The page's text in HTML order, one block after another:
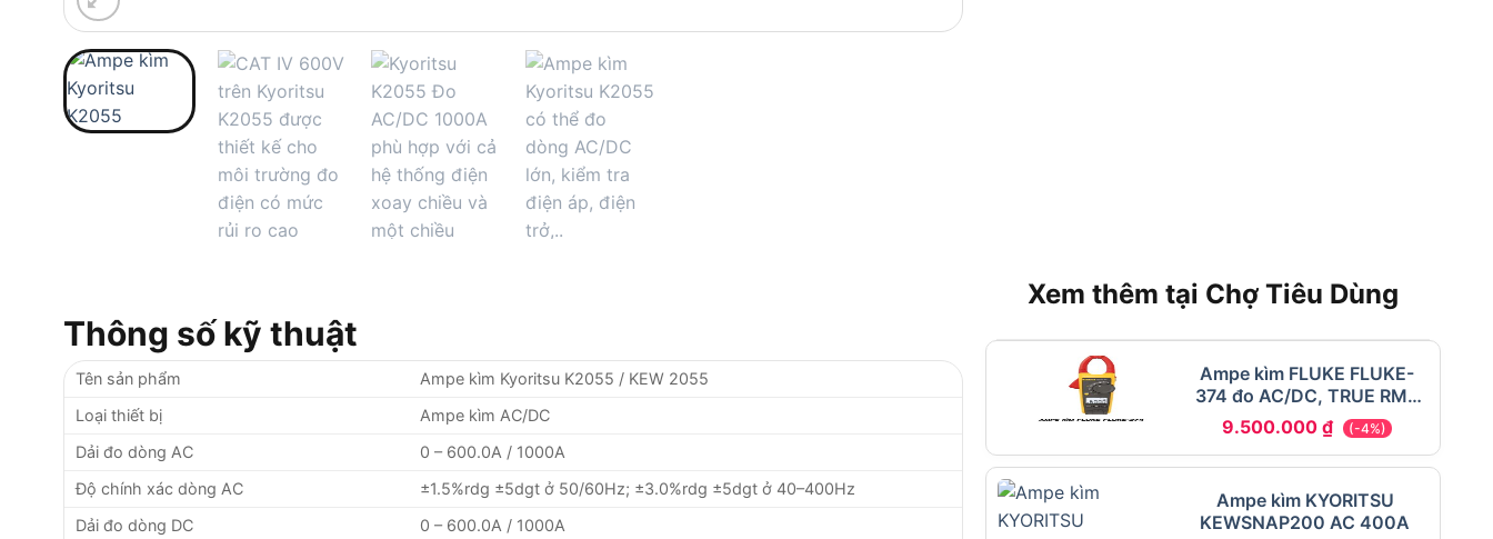
Thông số kỹ thuật
Tên sản phẩm
Ampe kìm Kyoritsu K2055 / KEW 2055
Loại thiết bị
Ampe kìm AC/DC
Dải đo dòng AC
0 – 600.0A / 1000A
Độ chính xác dòng AC
±1.5%rdg ±5dgt ở 50/60Hz; ±3.0%rdg ±5dgt ở 40–400Hz
Dải đo dòng DC
0 – 600.0A / 1000A
Xem thêm tại Chợ Tiêu Dùng
Ampe kìm FLUKE FLUKE-
374 đo AC/DC, TRUE RMS
600A
9.500.000₫ (-4%)
Ampe kìm KYORITSU
KEWSNAP200 AC 400A